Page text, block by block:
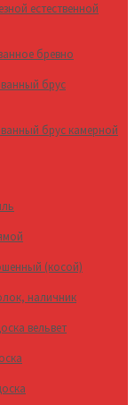
естественной
бревно
брус
брус камерной
(косой)
наличник
вельвет